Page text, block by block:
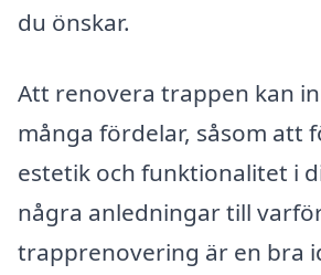
du önskar.
Att renovera trappen kan
många fördelar, såsom att
estetik och funktionalitet i
några anledningar till
trapprenovering är en bra